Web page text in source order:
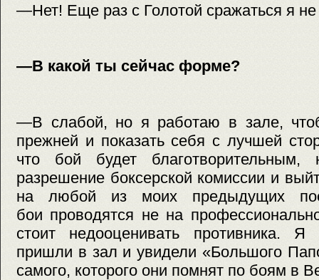
—Нет! Еще раз с Голотой сражаться я не
—В какой ты сейчас форме?
—В слабой, но я работаю в зале,
прежней и показать себя с лучшей
что бой будет благотворительным,
разрешение боксерской комиссии и
на любой из моих предыдущих
бои проводятся не на
стоит недооценивать противника.
пришли в зал и увидели «Большого
самого, которого они помнят по боям в